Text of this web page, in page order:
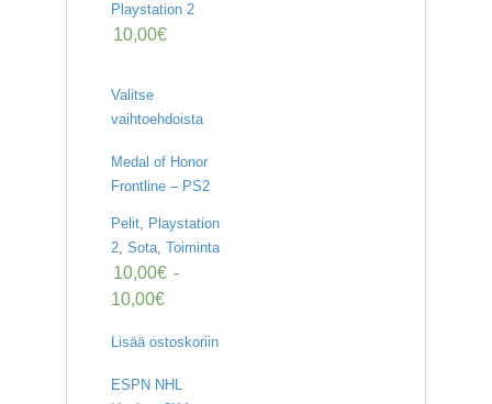
Playstation 2
10,00€
Valitse
vaihtoehdoista
Medal of Honor
Frontline – PS2
Pelit, Playstation
2, Sota, Toiminta
10,00€ -
10,00€
Lisää ostoskoriin
ESPN NHL